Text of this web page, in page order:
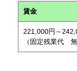
賃金
221,000円～
（固定残業代 無